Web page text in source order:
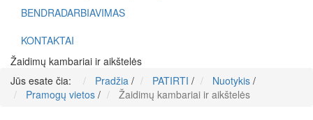
BENDRADARBIAVIMAS
KONTAKTAI
Žaidimų kambariai ir aikštelės
Jūs esate čia:
Pradžia / PATIRTI / Nuotykis /
Pramogų vietos / Žaidimų kambariai ir aikštelės